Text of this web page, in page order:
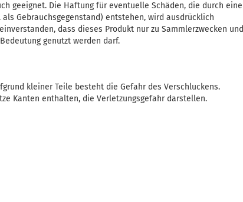
geeignet. Die Haftung für eventuelle Schäden, die durch eine
Gebrauchsgegenstand) entstehen, wird ausdrücklich
dass dieses Produkt nur zu Sammlerzwecken und
genutzt werden darf.
kleiner Teile besteht die Gefahr des Verschluckens.
Kanten enthalten, die Verletzungsgefahr darstellen.